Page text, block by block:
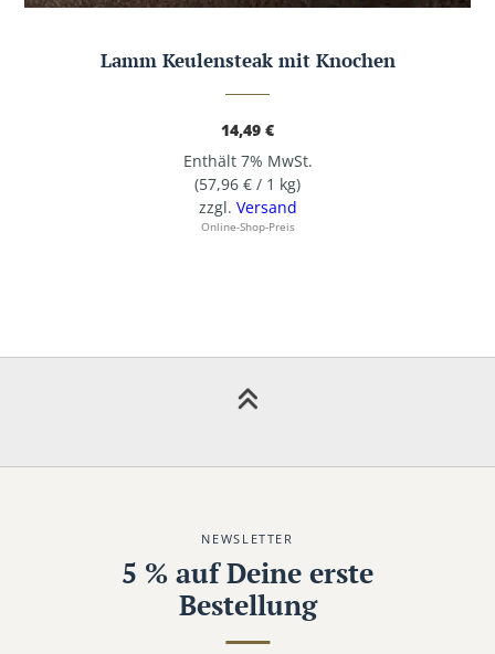
Lamm Keulensteak mit Knochen
14,49 €
Enthält 7% MwSt.
(57,96 € / 1 kg)
zzgl. Versand
Online-Shop-Preis
NEWSLETTER
5 % auf Deine erste
Bestellung